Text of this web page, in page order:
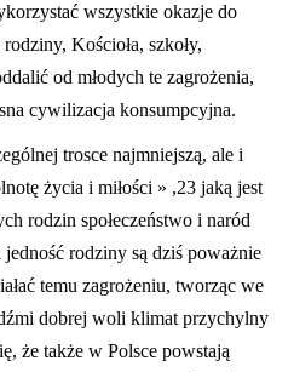
wszystkie okazje do
Kościoła, szkoły,
od młodych te zagrożenia,
cywilizacja konsumpcyjna.
trosce najmniejszą, ale i
życia i miłości » ,23 jaką jest
rodzin społeczeństwo i naród
jedność rodziny są dziś poważnie
temu zagrożeniu, tworząc we
dobrej woli klimat przychylny
że także w Polsce powstają